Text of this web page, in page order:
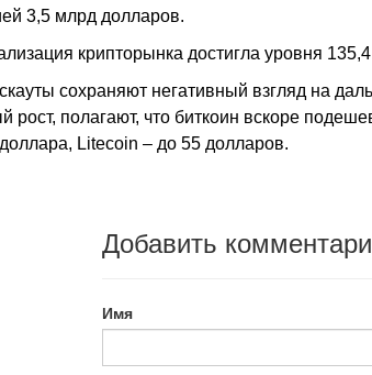
3,5 млрд долларов.
крипторынка достигла уровня
сохраняют негативный взгляд на
рост, полагают, что биткоин вскоре
Litecoin – до 55 долларов.
Добавить
Имя